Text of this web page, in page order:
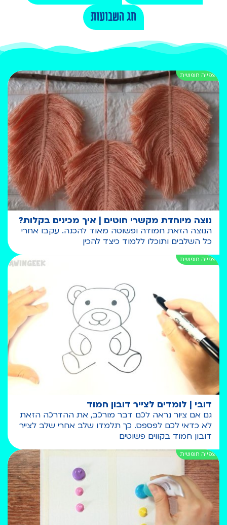
חג השבועות
נוצה מיוחדת מקשרי חוטים | איך מכינים בקלות?
הנוצה הזאת חמודה ופשוטה מאוד להכנה. עקבו אחרי
כל השלבים ותוכלו ללמוד כיצד להכין
דובי | לומדים לצייר דובון חמוד
גם אם ציור נראה לכם דבר מורכב, את ההדרכה הזאת
לא כדאי לכם לפספס. כך תלמדו שלב אחרי שלב לצייר
דובון חמוד בקווים פשוטים